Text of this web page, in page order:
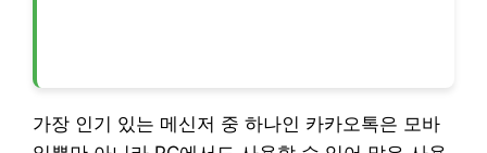
가장 인기 있는 메신저 중 하나인 카카오톡은 모바